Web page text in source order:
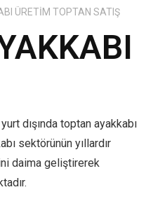
ÜRETIM TOPTAN SATIŞ
dışında toptan ayakkabı
sektörünün yıllardır
daima geliştirerek